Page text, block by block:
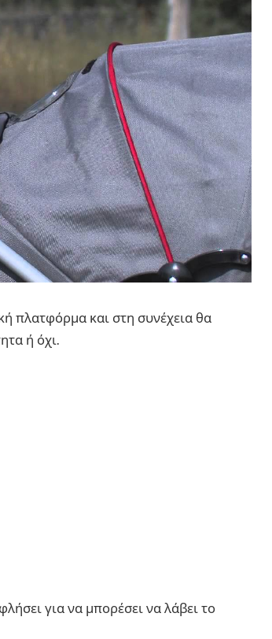
πλατφόρμα και στη συνέχεια θα
ή όχι.
για να μπορέσει να λάβει το